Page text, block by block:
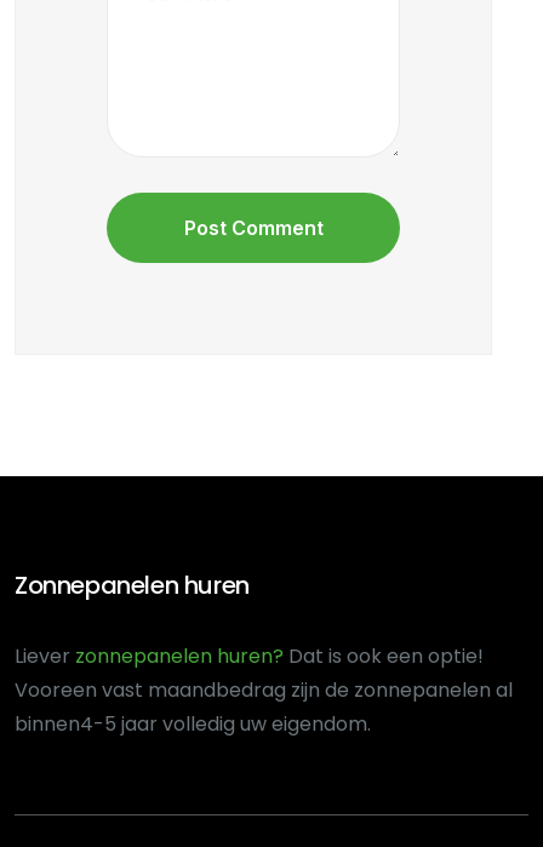
Zonnepanelen huren
Liever zonnepanelen huren? Dat is ook een optie!
Vooreen vast maandbedrag zijn de zonnepanelen al
binnen4-5 jaar volledig uw eigendom.